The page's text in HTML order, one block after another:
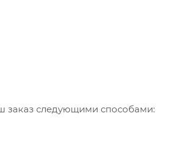
заказ следующими способами: